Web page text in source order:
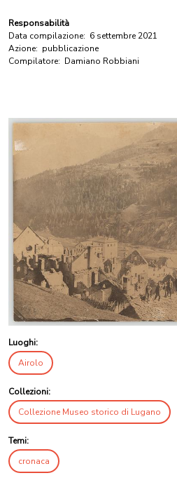
Responsabilità
Data compilazione: 6 settembre 2021
Azione: pubblicazione
Compilatore: Damiano Robbiani
Luoghi:
Airolo
Collezioni:
Collezione Museo storico di Lugano
Temi:
cronaca